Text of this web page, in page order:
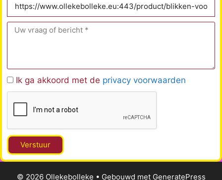
Ik ga akkoord met de privacy voorwaarden
Verstuur
© 2026 Ollekebolleke • Gebouwd met GeneratePress